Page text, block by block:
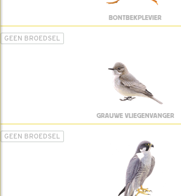
BONTBEKPLEVIER
GEEN BROEDSEL
GRAUWE VLIEGENVANGER
GEEN BROEDSEL